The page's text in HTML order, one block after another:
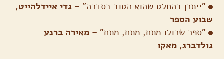
"ייתכן בהחלט שהוא הטוב בסדרה" –גדי איידלהייט,
שבוע הספר
"ספר שכולו מתח, מתח, מתח" –מאירה ברנע
גולדברג, מאקו